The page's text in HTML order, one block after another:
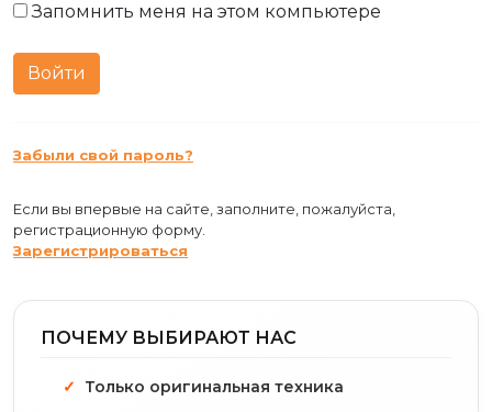
Запомнить меня на этом компьютере
Забыли свой пароль?
Если вы впервые на сайте, заполните, пожалуйста,
регистрационную форму.
Зарегистрироваться
ПОЧЕМУ ВЫБИРАЮТ НАС
Только оригинальная техника